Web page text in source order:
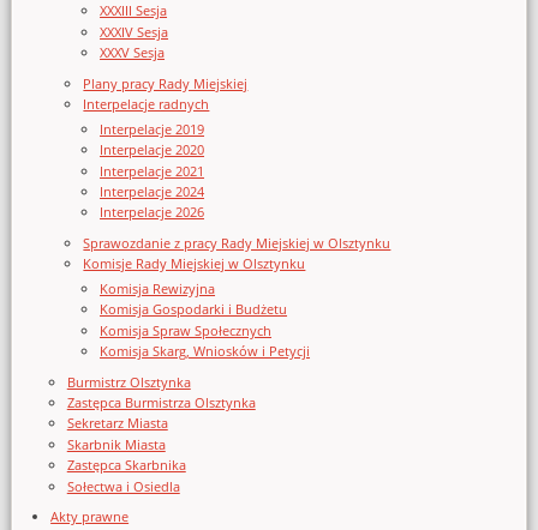
XXXIII Sesja
XXXIV Sesja
XXXV Sesja
Plany pracy Rady Miejskiej
Interpelacje radnych
Interpelacje 2019
Interpelacje 2020
Interpelacje 2021
Interpelacje 2024
Interpelacje 2026
Sprawozdanie z pracy Rady Miejskiej w Olsztynku
Komisje Rady Miejskiej w Olsztynku
Komisja Rewizyjna
Komisja Gospodarki i Budżetu
Komisja Spraw Społecznych
Komisja Skarg, Wniosków i Petycji
Burmistrz Olsztynka
Zastępca Burmistrza Olsztynka
Sekretarz Miasta
Skarbnik Miasta
Zastępca Skarbnika
Sołectwa i Osiedla
Akty prawne